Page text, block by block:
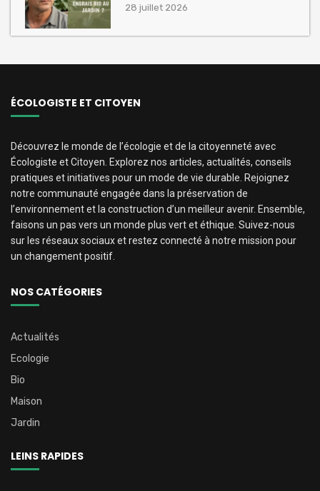
28 juillet 2026
ÉCOLOGISTE ET CITOYEN
Découvrez le monde de l’écologie et de la citoyenneté avec
Écologiste et Citoyen. Explorez nos articles, actualités, conseils
pratiques et initiatives pour un mode de vie durable. Rejoignez
notre communauté engagée dans la préservation de
l’environnement et la construction d’un meilleur avenir. Ensemble,
faisons un pas vers un monde plus vert et éthique. Suivez-nous
sur les réseaux sociaux et restez connecté à notre mission pour
un changement positif.
NOS CATÉGORIES
Actualités
Ecologie
Bio
Maison
Jardin
LEINS RAPIDES